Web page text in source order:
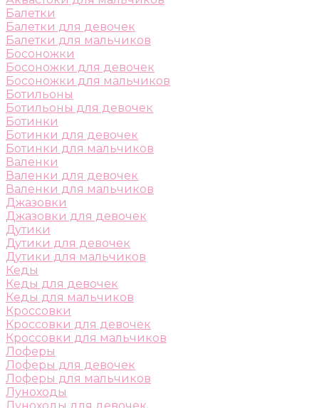
Балетки
Балетки для девочек
Балетки для мальчиков
Босоножки
Босоножки для девочек
Босоножки для мальчиков
Ботильоны
Ботильоны для девочек
Ботинки
Ботинки для девочек
Ботинки для мальчиков
Валенки
Валенки для девочек
Валенки для мальчиков
Джазовки
Джазовки для девочек
Дутики
Дутики для девочек
Дутики для мальчиков
Кеды
Кеды для девочек
Кеды для мальчиков
Кроссовки
Кроссовки для девочек
Кроссовки для мальчиков
Лоферы
Лоферы для девочек
Лоферы для мальчиков
Луноходы